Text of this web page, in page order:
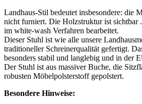
Landhaus-Stil bedeutet insbesondere: die
nicht furniert. Die Holzstruktur ist sichtbar
im white-wash Verfahren bearbeitet.
Dieser Stuhl ist wie alle unsere
traditioneller Schreinerqualität gefertigt.
besonders stabil und langlebig und in der
Der Stuhl ist aus massiver Buche, die
robusten Möbelpolsterstoff gepolstert.
Besondere Hinweise: